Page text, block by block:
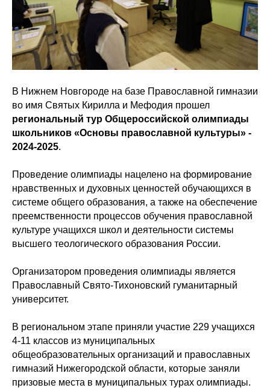
В Нижнем Новгороде на базе Православной гимназии
во имя Святых Кирилла и Мефодия прошел
региональный тур Общероссийской олимпиады
школьников «Основы православной культуры» -
2024-2025.
Проведение олимпиады нацелено на формирование
нравственных и духовных ценностей обучающихся в
системе общего образования, а также на обеспечение
преемственности процессов обучения православной
культуре учащихся школ и деятельности системы
высшего теологического образования России.
Организатором проведения олимпиады является
Православный Свято-Тихоновский гуманитарный
университет.
В региональном этапе приняли участие 229 учащихся
4-11 классов из муниципальных
общеобразовательных организаций и православных
гимназий Нижегородской области, которые заняли
призовые места в муниципальных турах олимпиады.